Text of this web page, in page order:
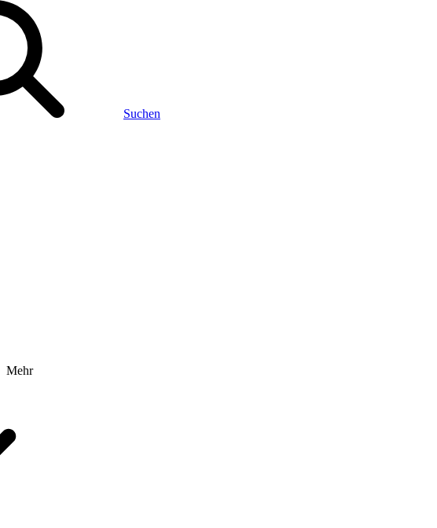
Suchen
Mehr